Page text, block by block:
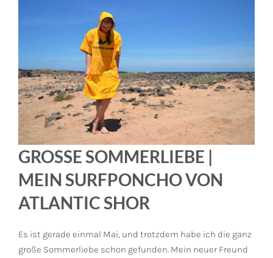
GROSSE SOMMERLIEBE |
MEIN SURFPONCHO VON
ATLANTIC SHOR
Es ist gerade einmal Mai, und trotzdem habe ich die ganz
große Sommerliebe schon gefunden. Mein neuer Freund